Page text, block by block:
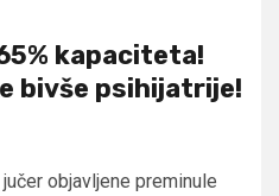
kapaciteta!
bivše psihijatrije!
objavljene preminule